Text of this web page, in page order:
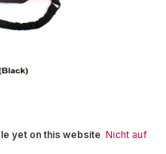
yet on this website Nicht auf